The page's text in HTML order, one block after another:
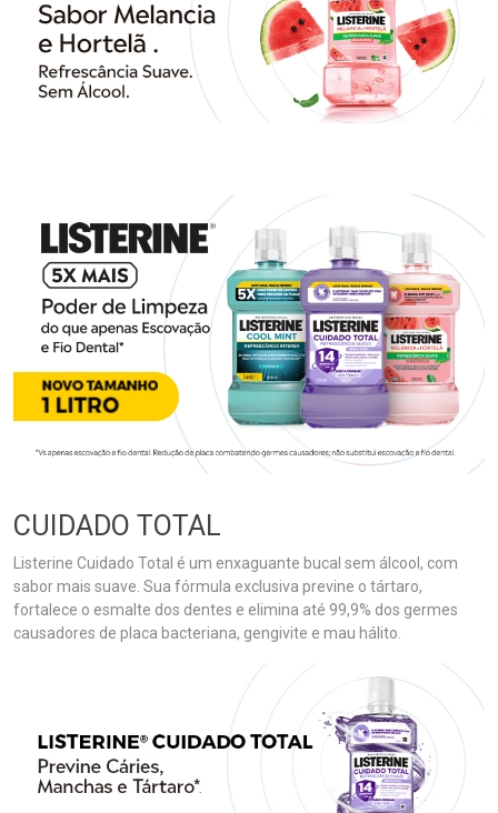
CUIDADO TOTAL
Listerine Cuidado Total é um enxaguante bucal sem álcool, com
sabor mais suave. Sua fórmula exclusiva previne o tártaro,
fortalece o esmalte dos dentes e elimina até 99,9% dos germes
causadores de placa bacteriana, gengivite e mau hálito.